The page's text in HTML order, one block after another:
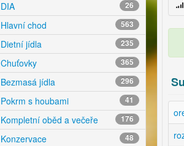
DIA 26
Hlavní chod 563
Dietní jídla 235
Chuťovky 365
Bezmasá jídla 296
Pokrm s houbami 41
Kompletní oběd a večeře 176
Konzervace 48